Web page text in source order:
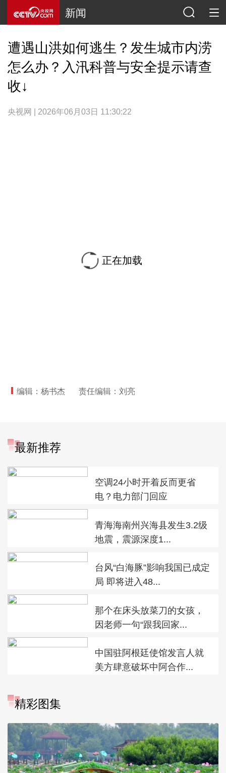
新闻
遭遇山洪如何逃生？发生城市内涝
怎么办？入汛科普与安全提示请查
收↓
央视网 | 2026年06月03日 11:30:22
正在加载
编辑：杨书杰 责任编辑：刘亮
最新推荐
空调24小时开着反而更省
电？电力部门回应
青海海南州兴海县发生3.2级
地震，震源深度1...
台风“白海豚”影响我国已成定
局 即将进入48...
那个在床头放菜刀的女孩，
因老师一句“跟我回家...
中国驻阿根廷使馆发言人就
美方肆意破坏中阿合作...
精彩图集